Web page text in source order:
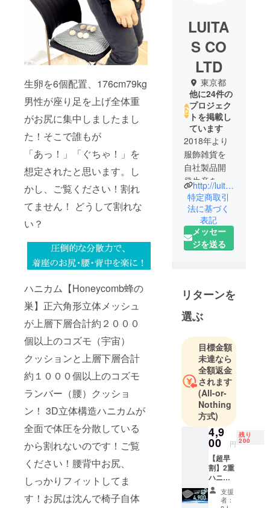
生卵を6個配置、176cm79kg
男性が座り足を上げ全体重
がお尻に集中しましたまし
た！そこで誰もが
「あっ！」「ぐちゃ！」を
想定されたと思います。し
かし、ご覧ください！割れ
てません！ どうして割れな
い？
ハニカム【Honeycomb蜂の
巣】正六角形立体メッシュ
が上層下層合計約２０００
個以上のコズモ（宇宙）
クッションと上層下層合計
約１０００個以上のコズモ
ランバー（腰）クッショ
ン！ 3D立体構造ハニカムが
全面で体圧を分散している
から割れないのです！ご覧
ください！腰背中お尻、
しっかりフィットしてま
す！お尻は沈んで椅子自体
LUITA
S CO
LTD
東京都
他に24件の
プロジェク
トを掲載し
ています
2018年より
服飾雑貨を
自社製品開
発生産をし
ています。
今、私たち
の生活スタ
イルは大き
く変わりつ
問題の解決
をお手伝い
ができるも
を豊かにす
るものを開
発しお届け
することが
目標です。
これから新
しい時代に
なり、その
時代に必要
とされる製
品を提供で
きたらと思
います。
http://luitas.co.jp/
特定商取引
法に基づく
表記
メッセー
ジを送る
リターンを
選ぶ
目標金額
未達なら
全額返金
されます
(All-or-
Nothing
方式)
4,9
00 円
残り
200
【超早
割】2重
ハニカ
ム３D立
体構造
支援
者：